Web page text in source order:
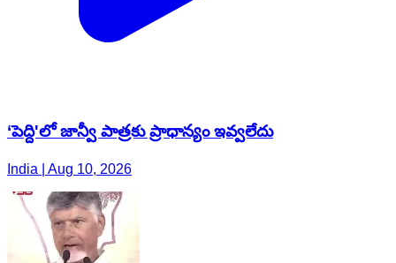
‘పెద్ది'లో జాన్వీ పాత్రకు ప్రాధాన్యం ఇవ్వలేదు
India | Aug 10, 2026